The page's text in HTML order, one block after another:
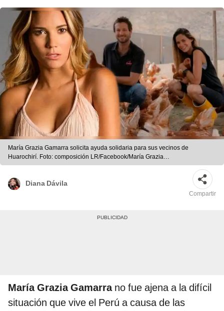
María Grazia Gamarra solicita ayuda solidaria para sus vecinos de
Huarochirí. Foto: composición LR/Facebook/María Grazia
Gamarra/Instagram
Diana Dávila
Compartir
María Grazia Gamarrano fue ajena a la difícil
situación que vive el Perú a causa de las